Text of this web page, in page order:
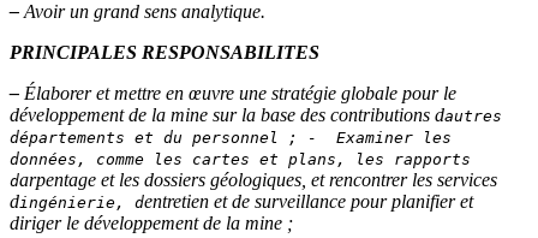
–Avoir un grand sens analytique.
PRINCIPALES RESPONSABILITES
– Élaborer et mettre en œuvre une stratégie globale pour le
développement de la mine sur la base des contributions dautres
départements et du personnel ; - Examiner les
données, comme les cartes et plans, les rapports
darpentage et les dossiers géologiques, et rencontrer les services
dingénierie, dentretien et de surveillance pour planifier et
diriger le développement de la mine ;